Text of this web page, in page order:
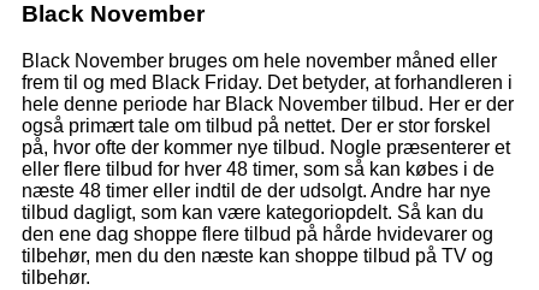
Black November
Black November bruges om hele november måned eller
frem til og med Black Friday. Det betyder, at forhandleren i
hele denne periode har Black November tilbud. Her er der
også primært tale om tilbud på nettet. Der er stor forskel
på, hvor ofte der kommer nye tilbud. Nogle præsenterer et
eller flere tilbud for hver 48 timer, som så kan købes i de
næste 48 timer eller indtil de der udsolgt. Andre har nye
tilbud dagligt, som kan være kategoriopdelt. Så kan du
den ene dag shoppe flere tilbud på hårde hvidevarer og
tilbehør, men du den næste kan shoppe tilbud på TV og
tilbehør.